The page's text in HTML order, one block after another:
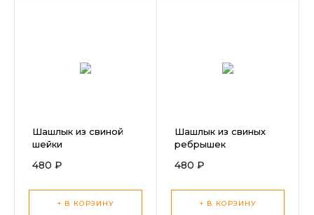
Шашлык из свиной
шейки
480 ₽
+ В КОРЗИНУ
Шашлык из свиных
ребрышек
480 ₽
+ В КОРЗИНУ